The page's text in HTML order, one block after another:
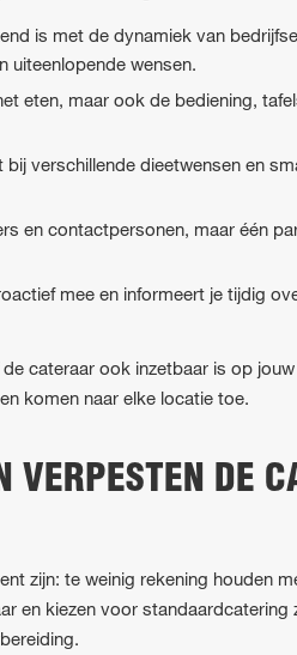
is met de dynamiek van
uiteenlopende wensen.
eten, maar ook de bediening,
verschillende dieetwensen en
en contactpersonen, maar één
mee en informeert je tijdig
cateraar ook inzetbaar is op
komen naar elke locatie toe.
VERPESTEN DE
zijn: te weinig rekening houden
en kiezen voor standaardcatering